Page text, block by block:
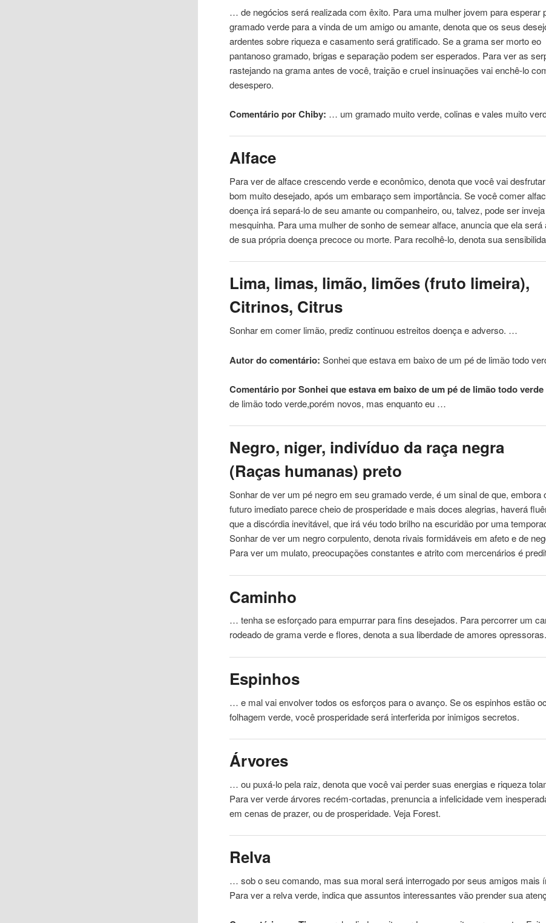
… de negócios será realizada com êxito. Para uma mulher jovem para esperar
gramadoverdepara a vinda de um amigo ou amante, denota que os seus
ardentes sobre riqueza e casamento será gratificado. Se a grama ser morto eo
pantanoso gramado, brigas e separação podem ser esperados. Para ver as
rastejando na grama antes de você, traição e cruel insinuações vai enchê-lo
desespero.
Comentário por Chiby: … um gramado muitoverde, colinas e vales muito
Alface
Para ver de alface crescendoverdee econômico, denota que você vai
bom muito desejado, após um embaraço sem importância. Se você comer
doença irá separá-lo de seu amante ou companheiro, ou, talvez, pode ser inveja
mesquinha. Para uma mulher de sonho de semear alface, anuncia que ela será
de sua própria doença precoce ou morte. Para recolhê-lo, denota sua
Lima, limas, limão, limões (fruto limeira),
Citrinos, Citrus
Sonhar em comer limão, prediz continuou estreitos doença e adverso. …
Autor do comentário: Sonhei que estava em baixo de um pé de limão todo
Comentário por Sonhei que estava em baixo de um pé de limão todo verde
de limão todoverde,porém novos, mas enquanto eu …
Negro, niger, indivíduo da raça negra
(Raças humanas) preto
Sonhar de ver um pé negro em seu gramadoverde, é um sinal de que, embora
futuro imediato parece cheio de prosperidade e mais doces alegrias, haverá
que a discórdia inevitável, que irá véu todo brilho na escuridão por uma
Sonhar de ver um negro corpulento, denota rivais formidáveis ​​em afeto e de
Para ver um mulato, preocupações constantes e atrito com mercenários é
Caminho
… tenha se esforçado para empurrar para fins desejados. Para percorrer um
rodeado de gramaverdee flores, denota a sua liberdade de amores opressoras.
Espinhos
… e mal vai envolver todos os esforços para o avanço. Se os espinhos estão
folhagemverde, você prosperidade será interferida por inimigos secretos.
Árvores
… ou puxá-lo pela raiz, denota que você vai perder suas energias e riqueza
Para ververdeárvores recém-cortadas, prenuncia a infelicidade vem
em cenas de prazer, ou de prosperidade. Veja Forest.
Relva
… sob o seu comando, mas sua moral será interrogado por seus amigos mais
Para ver a relvaverde, indica que assuntos interessantes vão prender sua